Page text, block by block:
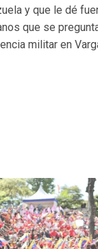
y que le dé
que se
militar en